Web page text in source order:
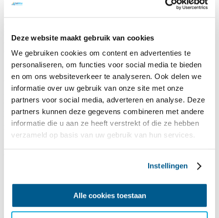
Deze website maakt gebruik van cookies
We gebruiken cookies om content en advertenties te
personaliseren, om functies voor social media te bieden
en om ons websiteverkeer te analyseren. Ook delen we
informatie over uw gebruik van onze site met onze
partners voor social media, adverteren en analyse. Deze
partners kunnen deze gegevens combineren met andere
informatie die u aan ze heeft verstrekt of die ze hebben
verzameld op basis van uw gebruik van hun services.
Instellingen
Alle cookies toestaan
Die behindertengerechten Ferienwohnungen mit Personenlift
ausgestattet. Zudem verfügt jede Wohnung über barrierefreie und
angepasste Sanitäranlagen, einem permanenten Personenlift im
Schlaf-und Badezimmer, sowie einer rollstuhlgerechten Küche.
Aufteilung und Ausstattung der Ferienwohnungen
Die Ferienwohnungen haben eine Fläche von ca. 95 m2 und
befinden sich im ersten und zweiten Stock des Wassersportzentrums
It Sailhûs. Die Ferienwohnungen sind über einen geräumigen
Aufzug leicht zugänglich. Jede Wohnung verfügt über ein
Wohnzimmer mit offener Küche, zwei Schlafzimmer, zwei Bäder
und einen geräumigen Flur.
Bequeme Doppelschlafcouch
Flachbildschirmfernseher